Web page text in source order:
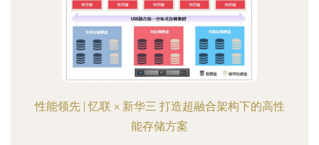
性能领先 | 忆联 × 新华三 打造超融合架构下的高性
能存储方案